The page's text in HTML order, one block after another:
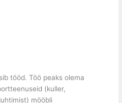
tööd. Töö peaks olema
(kuller,
mööbli